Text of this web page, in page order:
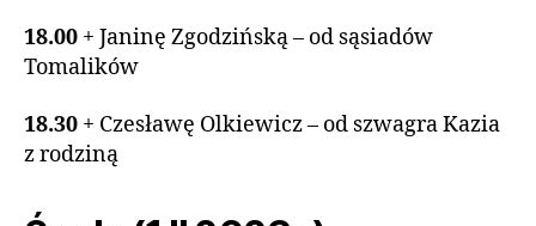
18.00 + Janinę Zgodzińską – od sąsiadów
Tomalików
18.30 + Czesławę Olkiewicz – od szwagra Kazia
z rodziną